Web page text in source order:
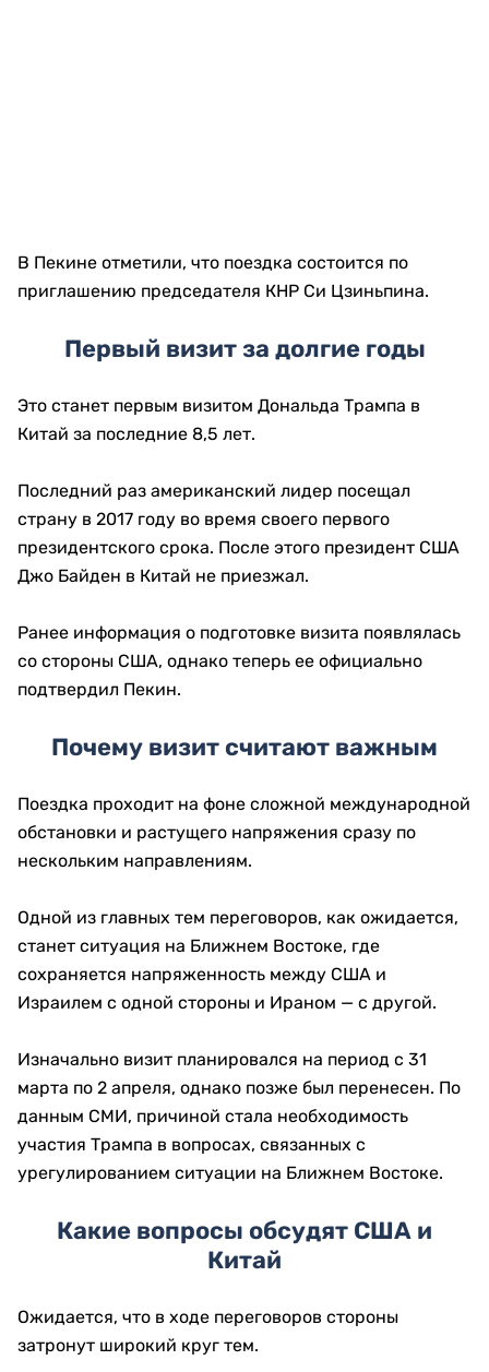
В Пекине отметили, что поездка состоится по
приглашению председателя КНР Си Цзиньпина.
Первый визит за долгие годы
Это станет первым визитом Дональда Трампа в
Китай за последние 8,5 лет.
Последний раз американский лидер посещал
страну в 2017 году во время своего первого
президентского срока. После этого президент США
Джо Байден в Китай не приезжал.
Ранее информация о подготовке визита появлялась
со стороны США, однако теперь ее официально
подтвердил Пекин.
Почему визит считают важным
Поездка проходит на фоне сложной международной
обстановки и растущего напряжения сразу по
нескольким направлениям.
Одной из главных тем переговоров, как ожидается,
станет ситуация на Ближнем Востоке, где
сохраняется напряженность между США и
Израилем с одной стороны и Ираном — с другой.
Изначально визит планировался на период с 31
марта по 2 апреля, однако позже был перенесен. По
данным СМИ, причиной стала необходимость
участия Трампа в вопросах, связанных с
урегулированием ситуации на Ближнем Востоке.
Какие вопросы обсудят США и
Китай
Ожидается, что в ходе переговоров стороны
затронут широкий круг тем.